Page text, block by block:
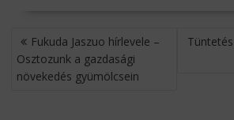
BEJEGYZÉS
NAVIGÁCIÓ
Fukuda Jaszuo hírlevele –
Osztozunk a gazdasági
növekedés gyümölcsein